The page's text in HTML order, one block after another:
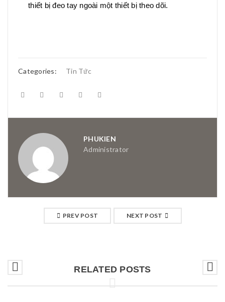
thiết bị đeo tay ngoài một thiết bị theo dõi.
Categories: Tin Tức
PHUKIEN
Administrator
PREV POST NEXT POST
RELATED POSTS